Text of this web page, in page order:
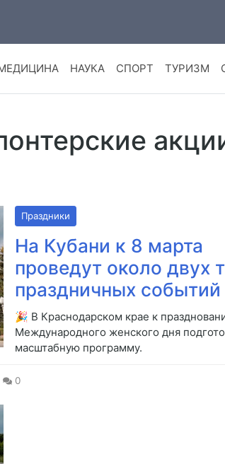
НАУКА СПОРТ ТУРИЗМ
Праздники
На Кубани к 8 марта
проведут около двух
праздничных событий
🎉 В Краснодарском крае к
Международного женского дня
масштабную программу.
0